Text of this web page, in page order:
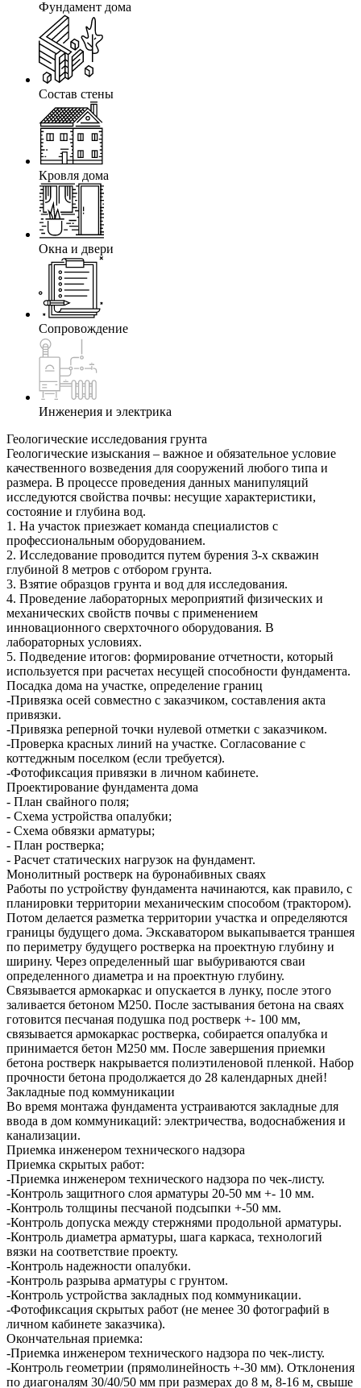
Фундамент дома
Состав стены
Кровля дома
Окна и двери
Сопровождение
Инженерия и электрика
Геологические исследования грунта
Геологические изыскания – важное и обязательное условие
качественного возведения для сооружений любого типа и
размера. В процессе проведения данных манипуляций
исследуются свойства почвы: несущие характеристики,
состояние и глубина вод.
1. На участок приезжает команда специалистов с
профессиональным оборудованием.
2. Исследование проводится путем бурения 3-х скважин
глубиной 8 метров с отбором грунта.
3. Взятие образцов грунта и вод для исследования.
4. Проведение лабораторных мероприятий физических и
механических свойств почвы с применением
инновационного сверхточного оборудования. В
лабораторных условиях.
5. Подведение итогов: формирование отчетности, который
используется при расчетах несущей способности фундамента.
Посадка дома на участке, определение границ
-Привязка осей совместно с заказчиком, составления акта
привязки.
-Привязка реперной точки нулевой отметки с заказчиком.
-Проверка красных линий на участке. Согласование с
коттеджным поселком (если требуется).
-Фотофиксация привязки в личном кабинете.
Проектирование фундамента дома
- План свайного поля;
- Схема устройства опалубки;
- Схема обвязки арматуры;
- План ростверка;
- Расчет статических нагрузок на фундамент.
Монолитный ростверк на буронабивных сваях
Работы по устройству фундамента начинаются, как правило, с
планировки территории механическим способом (трактором).
Потом делается разметка территории участка и определяются
границы будущего дома. Экскаватором выкапывается траншея
по периметру будущего ростверка на проектную глубину и
ширину. Через определенный шаг выбуриваются сваи
определенного диаметра и на проектную глубину.
Связывается армокаркас и опускается в лунку, после этого
заливается бетоном М250. После застывания бетона на сваях
готовится песчаная подушка под ростверк +- 100 мм,
связывается армокаркас ростверка, собирается опалубка и
принимается бетон М250 мм. После завершения приемки
бетона ростверк накрывается полиэтиленовой пленкой. Набор
прочности бетона продолжается до 28 календарных дней!
Закладные под коммуникации
Во время монтажа фундамента устраиваются закладные для
ввода в дом коммуникаций: электричества, водоснабжения и
канализации.
Приемка инженером технического надзора
Приемка скрытых работ:
-Приемка инженером технического надзора по чек-листу.
-Контроль защитного слоя арматуры 20-50 мм +- 10 мм.
-Контроль толщины песчаной подсыпки +-50 мм.
-Контроль допуска между стержнями продольной арматуры.
-Контроль диаметра арматуры, шага каркаса, технологий
вязки на соответствие проекту.
-Контроль надежности опалубки.
-Контроль разрыва арматуры с грунтом.
-Контроль устройства закладных под коммуникации.
-Фотофиксация скрытых работ (не менее 30 фотографий в
личном кабинете заказчика).
Окончательная приемка:
-Приемка инженером технического надзора по чек-листу.
-Контроль геометрии (прямолинейность +-30 мм). Отклонения
по диагоналям 30/40/50 мм при размерах до 8 м, 8-16 м, свыше